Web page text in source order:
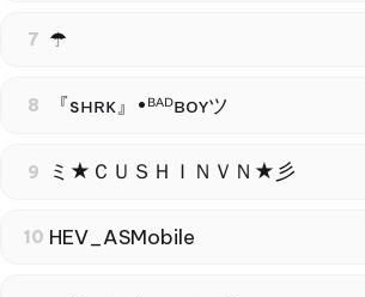
7 ☂
8 『sʜʀᴋ』•ᴮᴬᴰʙᴏʏツ
9 ミ★ＣＵＳＨＩＮＶＮ★彡
10 HEV_ASMobile